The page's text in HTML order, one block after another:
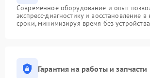
Современное оборудование и опыт
экспресс-диагностику и восстановление
сроки, минимизируя время без устройства
Гарантия на работы и запчасти